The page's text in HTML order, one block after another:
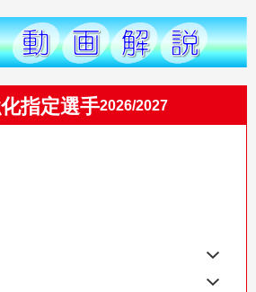
指定選手2026/2027